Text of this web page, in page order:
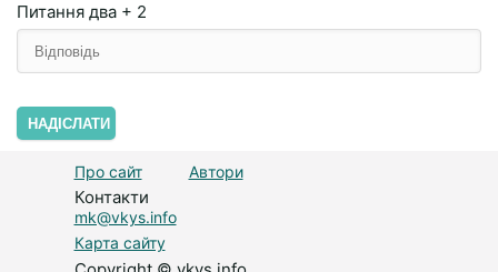
Питання два + 2
НАДІСЛАТИ
Про сайт Автори
Контакти
mk@vkys.info
Карта сайту